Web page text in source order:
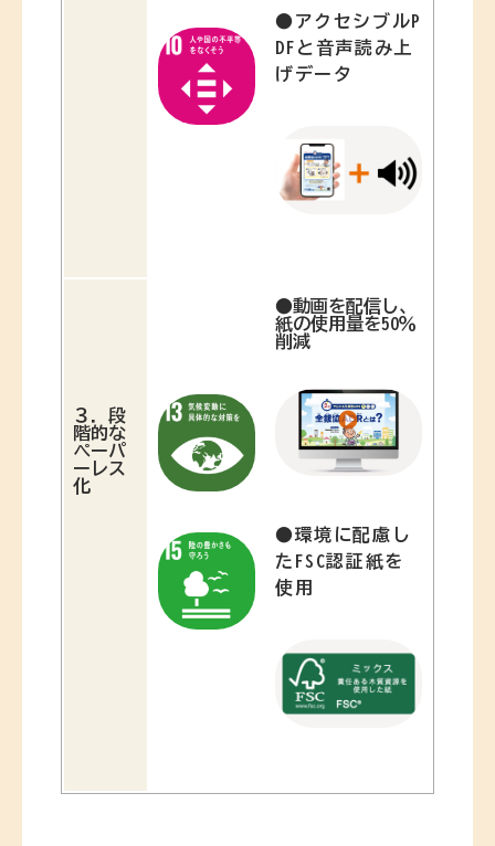
●アクセシブルP
DFと音声読み上
げデータ
３． 段
階的な
ペーパ
ーレス
化
●動画を配信し、
紙の使用量を50％
削減
●環境に配慮し
たFSC認証紙を
使用